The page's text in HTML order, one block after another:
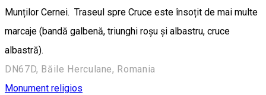
Munților Cernei. Traseul spre Cruce este însoțit de mai multe
marcaje (bandă galbenă, triunghi roșu și albastru, cruce
albastră).
DN67D, Băile Herculane, Romania
Monument religios